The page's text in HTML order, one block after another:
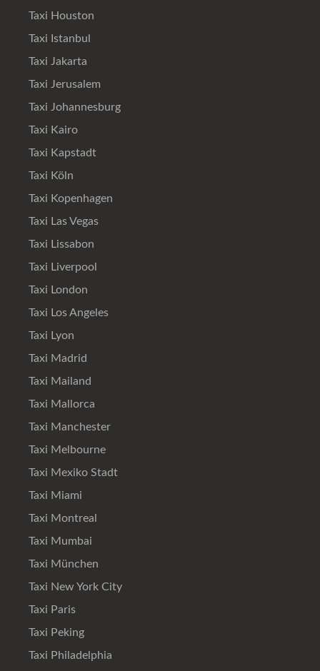
Taxi Houston
Taxi Istanbul
Taxi Jakarta
Taxi Jerusalem
Taxi Johannesburg
Taxi Kairo
Taxi Kapstadt
Taxi Köln
Taxi Kopenhagen
Taxi Las Vegas
Taxi Lissabon
Taxi Liverpool
Taxi London
Taxi Los Angeles
Taxi Lyon
Taxi Madrid
Taxi Mailand
Taxi Mallorca
Taxi Manchester
Taxi Melbourne
Taxi Mexiko Stadt
Taxi Miami
Taxi Montreal
Taxi Mumbai
Taxi München
Taxi New York City
Taxi Paris
Taxi Peking
Taxi Philadelphia